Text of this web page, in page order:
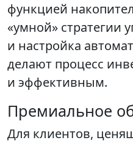
функцией
«умной» стратегии
и настройка
делают процесс
и эффективным.
Премиальное
Для клиентов,